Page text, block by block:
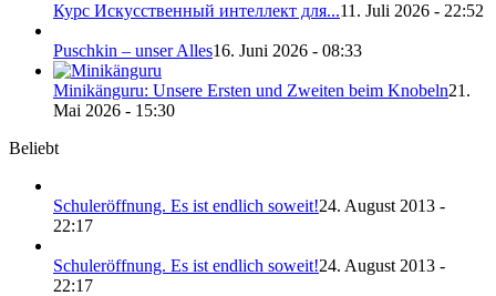
Курс Искусственный интеллект для...11. Juli 2026 - 22:52
Puschkin – unser Alles16. Juni 2026 - 08:33
Minikänguru: Unsere Ersten und Zweiten beim Knobeln21.
Mai 2026 - 15:30
Beliebt
Schuleröffnung. Es ist endlich soweit!24. August 2013 -
22:17
Schuleröffnung. Es ist endlich soweit!24. August 2013 -
22:17